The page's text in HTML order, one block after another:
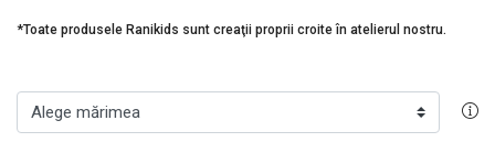
*Toate produsele Ranikids sunt creaţii proprii croite în atelierul nostru.